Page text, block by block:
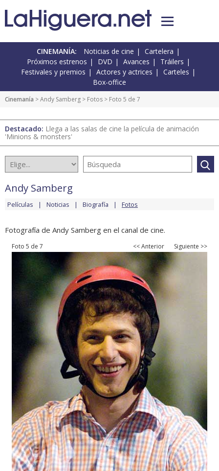
CINEMANÍA: Noticias de cine
Cartelera
Próximos estrenos
DVD Avances
Tráilers
Festivales y premios
Actores y actrices
Carteles
Box-office
Cinemanía >Andy Samberg > Fotos > Foto 5 de 7
Destacado: Llega a las salas de cine la película de animación
'Minions & monsters'
Andy Samberg
Películas Noticias Biografía Fotos
Fotografía de Andy Samberg en el canal de cine.
Foto 5 de 7 << Anterior Siguiente >>